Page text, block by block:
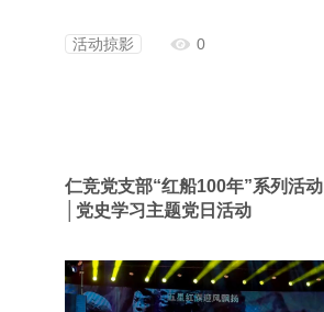
活动掠影
0
仁竞党支部“红船100年”系列活动
│党史学习主题党日活动